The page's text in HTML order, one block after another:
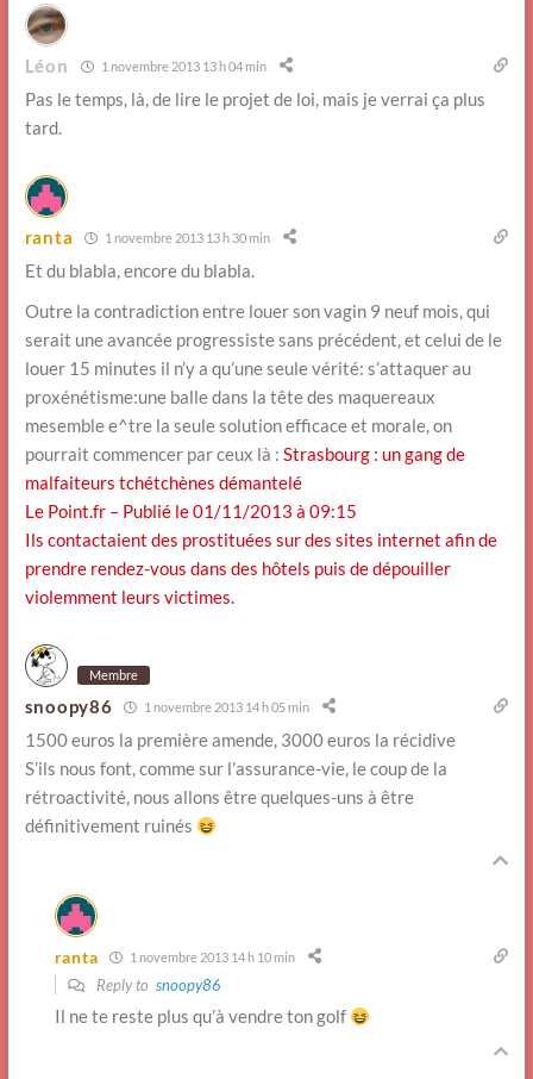
Léon 1 novembre 2013 13 h 04 min
Pas le temps, là, de lire le projet de loi, mais je verrai ça plus
tard.
ranta 1 novembre 2013 13 h 30 min
Et du blabla, encore du blabla.
Outre la contradiction entre louer son vagin 9 neuf mois, qui
serait une avancée progressiste sans précédent, et celui de le
louer 15 minutes il n’y a qu’une seule vérité: s’attaquer au
proxénétisme:une balle dans la tête des maquereaux
mesemble e^tre la seule solution efficace et morale, on
pourrait commencer par ceux là : Strasbourg : un gang de
malfaiteurs tchétchènes démantelé
Le Point.fr – Publié le 01/11/2013 à 09:15
Ils contactaient des prostituées sur des sites internet afin de
prendre rendez-vous dans des hôtels puis de dépouiller
violemment leurs victimes.
Membre
snoopy86 1 novembre 2013 14 h 05 min
1500 euros la première amende, 3000 euros la récidive
S’ils nous font, comme sur l’assurance-vie, le coup de la
rétroactivité, nous allons être quelques-uns à être
définitivement ruinés
ranta 1 novembre 2013 14 h 10 min
Reply to snoopy86
Il ne te reste plus qu’à vendre ton golf